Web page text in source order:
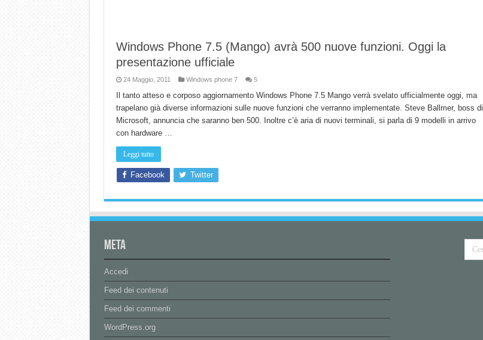
Windows Phone 7.5 (Mango) avrà 500 nuove funzioni. Oggi la
presentazione ufficiale
24 Maggio, 2011 Windows phone 7 5
Il tanto atteso e corposo aggiornamento Windows Phone 7.5 Mango verrà svelato ufficialmente oggi, ma
trapelano già diverse informazioni sulle nuove funzioni che verranno implementate. Steve Ballmer, boss di
Microsoft, annuncia che saranno ben 500. Inoltre c’è aria di nuovi terminali, si parla di 9 modelli in arrivo
con hardware …
Leggi tutto
Facebook Twitter
Meta
Accedi
Feed dei contenuti
Feed dei commenti
WordPress.org